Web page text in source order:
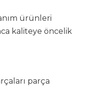
ürünleri
kaliteye öncelik
parça